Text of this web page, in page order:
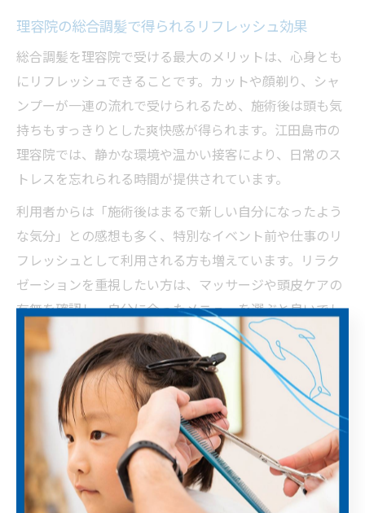
理容院の総合調髪で得られるリフレッシュ効果
総合調髪を理容院で受ける最大のメリットは、心身とも
にリフレッシュできることです。カットや顔剃り、シャ
ンプーが一連の流れで受けられるため、施術後は頭も気
持ちもすっきりとした爽快感が得られます。江田島市の
理容院では、静かな環境や温かい接客により、日常のス
トレスを忘れられる時間が提供されています。
利用者からは「施術後はまるで新しい自分になったよう
な気分」との感想も多く、特別なイベント前や仕事のリ
フレッシュとして利用される方も増えています。リラク
ゼーションを重視したい方は、マッサージや頭皮ケアの
有無を確認し、自分に合ったメニューを選ぶと良いでし
ょう。
多彩なヘアスタイルに対応する理容院技術
広島県江田島市の理容院は、年代やライフスタイルに合
わせた多彩なヘアスタイル提案が可能です。ベーシック
なショートスタイルから流行を取り入れたカット、ビジ
ネス向けや学生向けまで、幅広いニーズに対応していま